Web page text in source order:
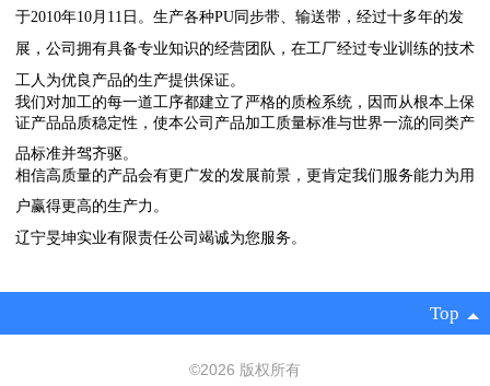
于2010年10月 11 日。生产各种PU同步带、输送带，经过十多年的发
展，公司拥有具备专业知识的经营团队，在工厂经过专业训练的技术
工人为优良产品的生产提供保证。
我们对加工的每一道工序都建立了严格的质检系统，因而从根本上保
证产品品质稳定性，使本公司产品加工质量标准与世界一流的同类产
品标准并驾齐驱。
相信高质量的产品会有更广发的发展前景，更肯定我们服务能力为用
户赢得更高的生产力。
辽宁旻坤实业有限责任公司竭诚为您服务。
Top
©2026 版权所有